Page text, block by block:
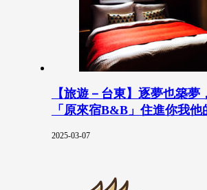
【旅遊－台東】逐夢也築夢
「原來宿B&B」住進你我他
2025-03-07